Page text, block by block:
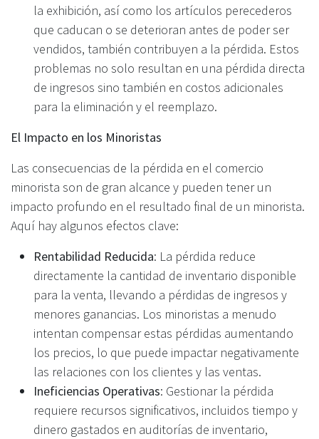
la exhibición, así como los artículos perecederos
que caducan o se deterioran antes de poder ser
vendidos, también contribuyen a la pérdida. Estos
problemas no solo resultan en una pérdida directa
de ingresos sino también en costos adicionales
para la eliminación y el reemplazo.
El Impacto en los Minoristas
Las consecuencias de la pérdida en el comercio
minorista son de gran alcance y pueden tener un
impacto profundo en el resultado final de un minorista.
Aquí hay algunos efectos clave:
Rentabilidad Reducida: La pérdida reduce
directamente la cantidad de inventario disponible
para la venta, llevando a pérdidas de ingresos y
menores ganancias. Los minoristas a menudo
intentan compensar estas pérdidas aumentando
los precios, lo que puede impactar negativamente
las relaciones con los clientes y las ventas.
Ineficiencias Operativas: Gestionar la pérdida
requiere recursos significativos, incluidos tiempo y
dinero gastados en auditorías de inventario,